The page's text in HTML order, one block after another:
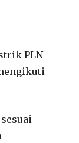
PLN